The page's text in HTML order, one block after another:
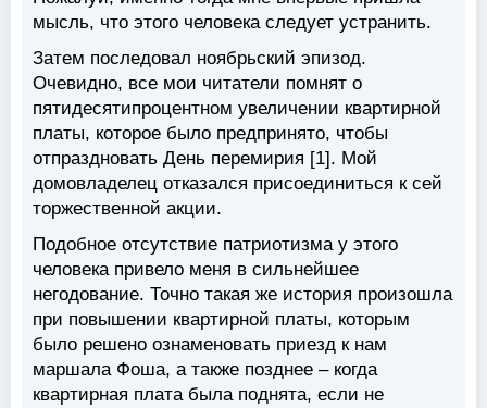
мысль, что этого человека следует устранить.
Затем последовал ноябрьский эпизод.
Очевидно, все мои читатели помнят о
пятидесятипроцентном увеличении квартирной
платы, которое было предпринято, чтобы
отпраздновать День перемирия [1]. Мой
домовладелец отказался присоединиться к сей
торжественной акции.
Подобное отсутствие патриотизма у этого
человека привело меня в сильнейшее
негодование. Точно такая же история произошла
при повышении квартирной платы, которым
было решено ознаменовать приезд к нам
маршала Фоша, а также позднее – когда
квартирная плата была поднята, если не